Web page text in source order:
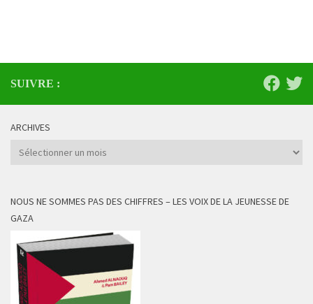
SUIVRE :
ARCHIVES
Archives
NOUS NE SOMMES PAS DES CHIFFRES – LES VOIX DE LA JEUNESSE DE
GAZA